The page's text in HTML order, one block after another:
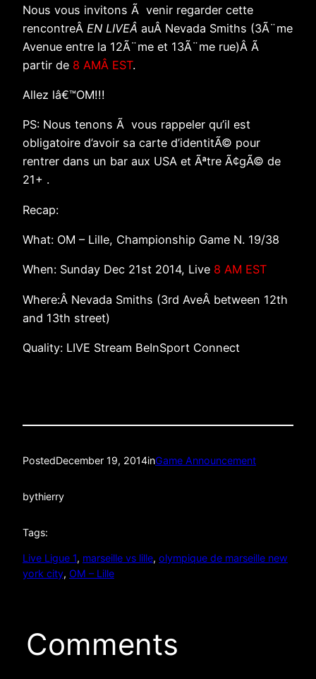
Nous vous invitons Ã venir regarder cette
rencontreÂ EN LIVEÂ auÂ Nevada Smiths (3Ã¨me
Avenue entre la 12Ã¨me et 13Ã¨me rue)Â Ã
partir de 8 AMÂ EST.
Allez lâ€™OM!!!
PS: Nous tenons Ã vous rappeler qu’il est
obligatoire d’avoir sa carte d’identitÃ© pour
rentrer dans un bar aux USA et Ãªtre Ã¢gÃ© de
21+ .
Recap:
What: OM – Lille, Championship Game N. 19/38
When: Sunday Dec 21st 2014, Live 8 AM EST
Where:Â Nevada Smiths (3rd AveÂ between 12th
and 13th street)
Quality: LIVE Stream BeInSport Connect
PostedDecember 19, 2014inGame Announcement
bythierry
Tags:
Live Ligue 1, marseille vs lille, olympique de marseille new
york city, OM – Lille
Comments